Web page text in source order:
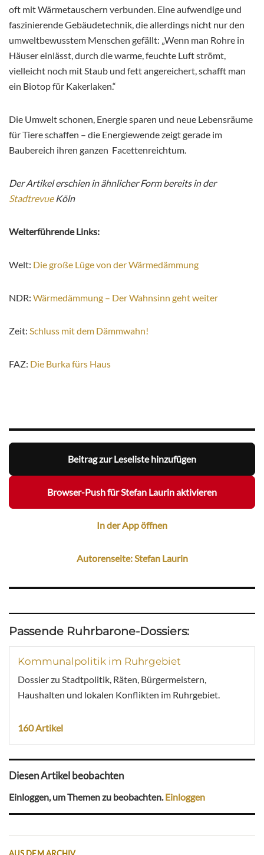
oft mit Wärmetauschern verbunden. Eine aufwendige und
faszinierende Gebäudetechnik, die allerdings nicht nur den
umweltbewusstem Menschen gefällt: „Wenn man Rohre in
Häuser einlässt, durch die warme, feuchte Luft strömt,
vielleicht noch mit Staub und fett angereichert, schafft man
ein Biotop für Kakerlaken.“
Die Umwelt schonen, Energie sparen und neue Lebensräume
für Tiere schaffen – die Energiewende zeigt gerade im
Baubereich ihren ganzen Facettenreichtum.
Der Artikel erschien in ähnlicher Form bereits in der
StadtrevueKöln
Weiterführende Links:
Welt: Die große Lüge von der Wärmedämmung
NDR: Wärmedämmung – Der Wahnsinn geht weiter
Zeit: Schluss mit dem Dämmwahn!
FAZ: Die Burka fürs Haus
Beitrag zur Leseliste hinzufügen
Browser-Push für Stefan Laurin aktivieren
In der App öffnen
Autorenseite: Stefan Laurin
Passende Ruhrbarone-Dossiers:
Kommunalpolitik im Ruhrgebiet
Dossier zu Stadtpolitik, Räten, Bürgermeistern,
Haushalten und lokalen Konflikten im Ruhrgebiet.
160 Artikel
Diesen Artikel beobachten
Einloggen, um Themen zu beobachten.Einloggen
AUS DEM ARCHIV